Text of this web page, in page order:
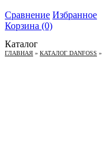
Сравнение Избранное
Корзина (0)
Каталог
ГЛАВНАЯ » КАТАЛОГ DANFOSS »